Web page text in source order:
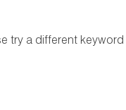
try a different keyword